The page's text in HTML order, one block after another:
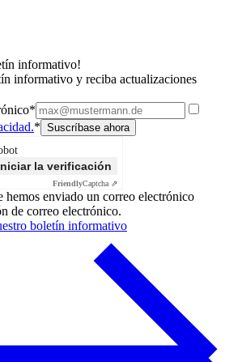
informativo!
informativo y reciba actualizaciones
*
la verificación
FriendlyCaptcha ⇗
hemos enviado un correo electrónico
de correo electrónico.
boletín informativo